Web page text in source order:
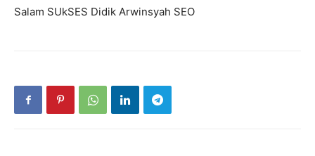
Salam SUkSES Didik Arwinsyah SEO